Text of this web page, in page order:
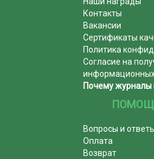
Контакты
Вакансии
Сертификаты
Политика
Согласие на
Почему журналы
Вопросы и
Оплата
Возврат